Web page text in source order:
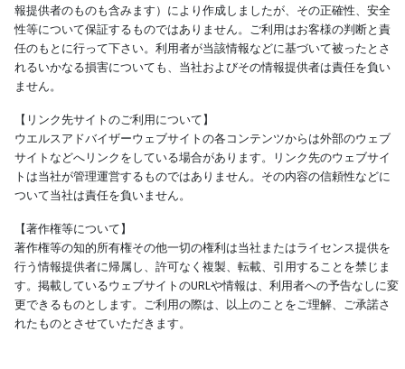
報提供者のものも含みます）により作成しましたが、その正確性、安全
性等について保証するものではありません。ご利用はお客様の判断と責
任のもとに行って下さい。利用者が当該情報などに基づいて被ったとさ
れるいかなる損害についても、当社およびその情報提供者は責任を負い
ません。
【リンク先サイトのご利用について】
ウエルスアドバイザーウェブサイトの各コンテンツからは外部のウェブ
サイトなどへリンクをしている場合があります。リンク先のウェブサイ
トは当社が管理運営するものではありません。その内容の信頼性などに
ついて当社は責任を負いません。
【著作権等について】
著作権等の知的所有権その他一切の権利は当社またはライセンス提供を
行う情報提供者に帰属し、許可なく複製、転載、引用することを禁じま
す。掲載しているウェブサイトのURLや情報は、利用者への予告なしに変
更できるものとします。ご利用の際は、以上のことをご理解、ご承諾さ
れたものとさせていただきます。